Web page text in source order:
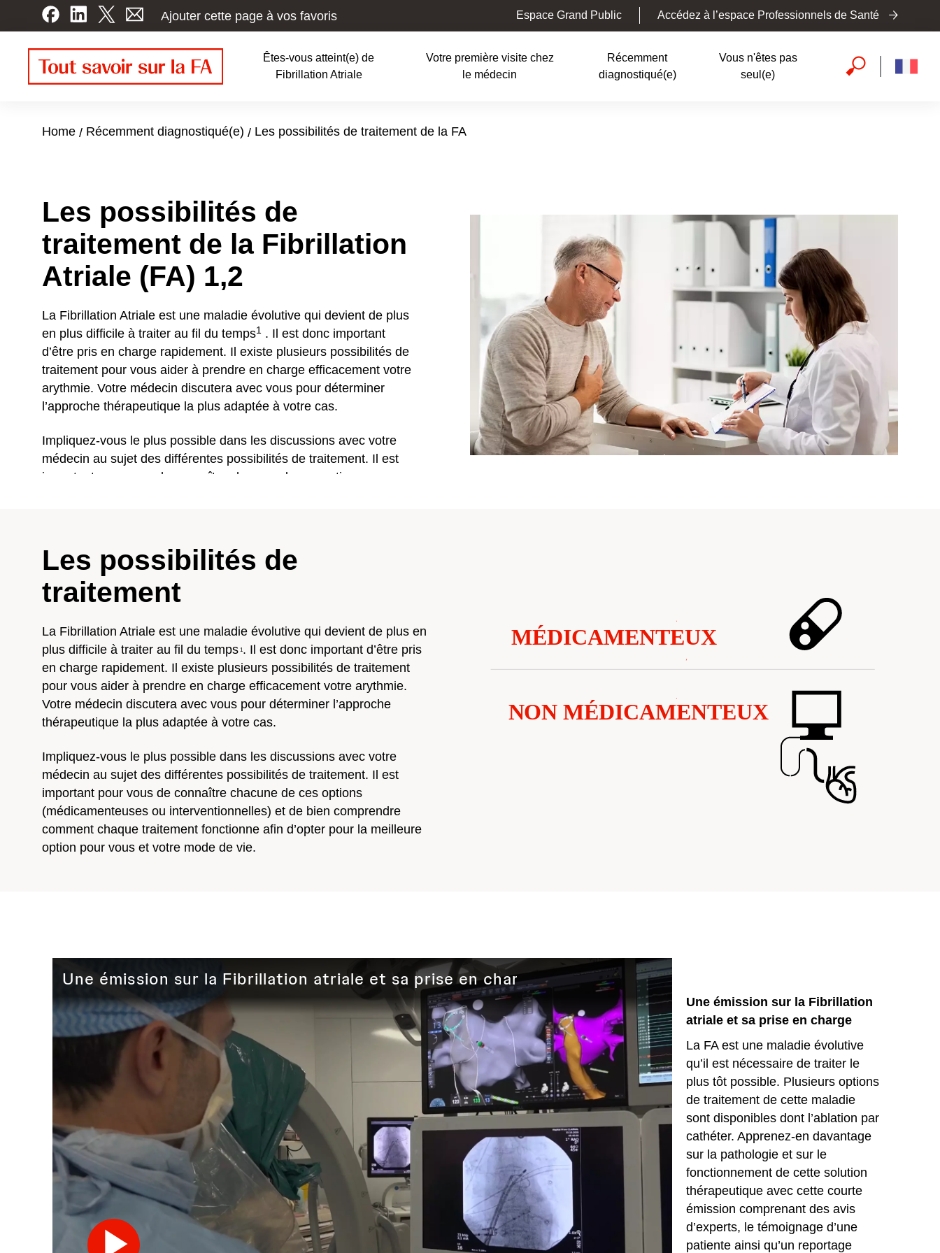
content
Ajouter cette page à vos favoris Espace Grand Public Accédez à l’espace Professionnels de Santé
Patient
Êtes-vous atteint(e) de
Fibrillation Atriale
Votre première visite chez
le médecin
Récemment
diagnostiqué(e)
Vous n'êtes pas
seul(e)
Home Récemment diagnostiqué(e) Les possibilités de traitement de la FA
Les possibilités de
traitement de la Fibrillation
Atriale (FA) 1,2
La Fibrillation Atriale est une maladie évolutive qui devient de plus
en plus difficile à traiter au fil du temps1 . Il est donc important
d’être pris en charge rapidement. Il existe plusieurs possibilités de
traitement pour vous aider à prendre en charge efficacement votre
arythmie. Votre médecin discutera avec vous pour déterminer
l’approche thérapeutique la plus adaptée à votre cas.
Impliquez-vous le plus possible dans les discussions avec votre
médecin au sujet des différentes possibilités de traitement. Il est
important pour vous de connaître chacune de ces options
Plusieurs options de traitement existent pour vous aider à prendre
en charge et même à potentiellement guérir votre Fibrillation Atriale.
Les possibilités de
traitement
La Fibrillation Atriale est une maladie évolutive qui devient de plus en
plus difficile à traiter au fil du temps 1. Il est donc important d’être pris
en charge rapidement. Il existe plusieurs possibilités de traitement
pour vous aider à prendre en charge efficacement votre arythmie.
Votre médecin discutera avec vous pour déterminer l’approche
thérapeutique la plus adaptée à votre cas.
Impliquez-vous le plus possible dans les discussions avec votre
médecin au sujet des différentes possibilités de traitement. Il est
important pour vous de connaître chacune de ces options
(médicamenteuses ou interventionnelles) et de bien comprendre
comment chaque traitement fonctionne afin d’opter pour la meilleure
option pour vous et votre mode de vie.
Une émission sur la Fibrillation atriale et sa prise en charge
Une émission sur la Fibrillation
atriale et sa prise en charge
La FA est une maladie évolutive
qu’il est nécessaire de traiter le
plus tôt possible. Plusieurs options
de traitement de cette maladie
sont disponibles dont l’ablation par
cathéter. Apprenez-en davantage
sur la pathologie et sur le
fonctionnement de cette solution
thérapeutique avec cette courte
émission comprenant des avis
d’experts, le témoignage d’une
patiente ainsi qu’un reportage